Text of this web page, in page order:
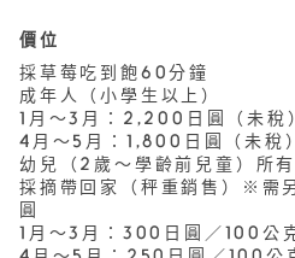
價位
採草莓吃到飽60分鐘
成年人（小學生以上）
1月～3月：2,200日圓（未稅
4月～5月：1,800日圓（未稅
幼兒（2歲〜學齡前兒童）所
採摘帶回家（秤重銷售）※需
圓
1月～3月：300日圓／100公